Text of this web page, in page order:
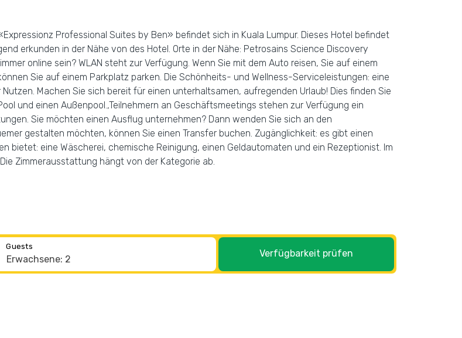
Professional Suites by Ben» befindet sich in Kuala Lumpur. Dieses Hotel befindet
erkunden in der Nähe von des Hotel. Orte in der Nähe: Petrosains Science Discovery
online sein? WLAN steht zur Verfügung. Wenn Sie mit dem Auto reisen, Sie auf einem
Sie auf einem Parkplatz parken. Die Schönheits- und Wellness-Serviceleistungen: eine
Machen Sie sich bereit für einen unterhaltsamen, aufregenden Urlaub! Dies finden Sie
und einen Außenpool.,Teilnehmern an Geschäftsmeetings stehen zur Verfügung ein
Sie möchten einen Ausflug unternehmen? Dann wenden Sie sich an den
gestalten möchten, können Sie einen Transfer buchen. Zugänglichkeit: es gibt einen
bietet: eine Wäscherei, chemische Reinigung, einen Geldautomaten und ein Rezeptionist. Im
Zimmerausstattung hängt von der Kategorie ab.
Guests
Verfügbarkeit prüfen